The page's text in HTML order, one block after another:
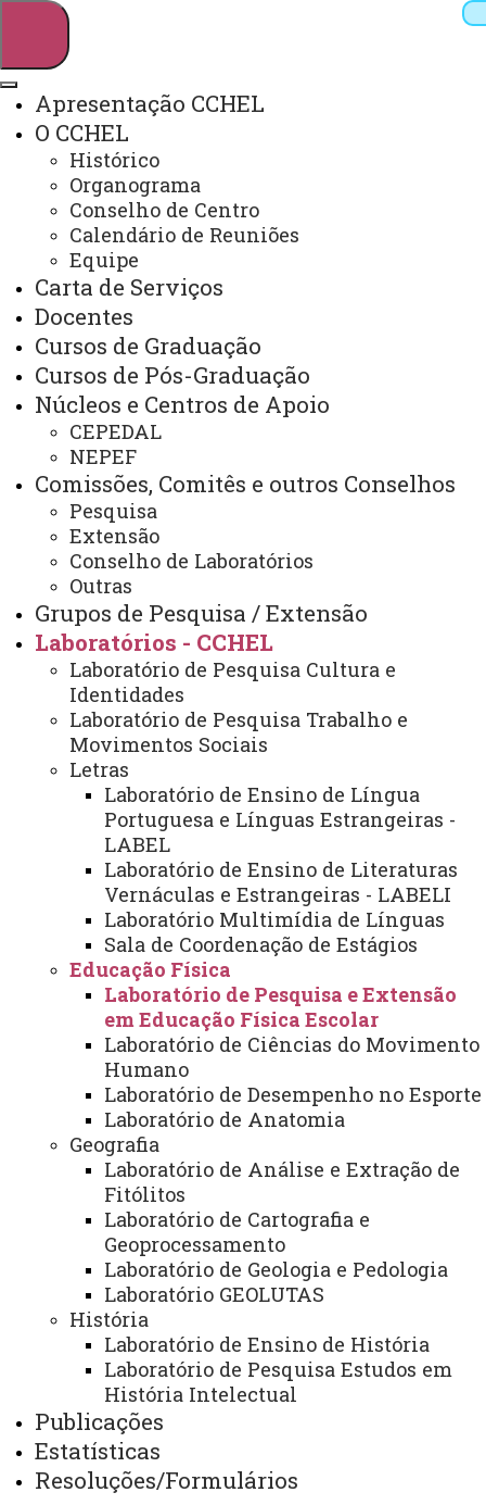
Webmail Sistemas
Telefones
Arquivo Virtual
Apresentação CCHEL
O CCHEL
Histórico
Organograma
Conselho de Centro
Calendário de Reuniões
Equipe
Carta de Serviços
Docentes
Cursos de Graduação
Cursos de Pós-Graduação
Núcleos e Centros de Apoio
CEPEDAL
NEPEF
Comissões, Comitês e outros Conselhos
Pesquisa
Extensão
Conselho de Laboratórios
Outras
Grupos de Pesquisa / Extensão
Laboratórios - CCHEL
Laboratório de Pesquisa Cultura e
Identidades
Laboratório de Pesquisa Trabalho e
Movimentos Sociais
Letras
Laboratório de Ensino de Língua
Portuguesa e Línguas Estrangeiras -
LABEL
Laboratório de Ensino de Literaturas
Vernáculas e Estrangeiras - LABELI
Laboratório Multimídia de Línguas
Sala de Coordenação de Estágios
Educação Física
Laboratório de Pesquisa e Extensão
em Educação Física Escolar
Laboratório de Ciências do Movimento
Humano
Laboratório de Desempenho no Esporte
Laboratório de Anatomia
Geografia
Laboratório de Análise e Extração de
Fitólitos
Laboratório de Cartografia e
Geoprocessamento
Laboratório de Geologia e Pedologia
Laboratório GEOLUTAS
História
Laboratório de Ensino de História
Laboratório de Pesquisa Estudos em
História Intelectual
Publicações
Estatísticas
Resoluções/Formulários
Laboratório de Pesquisa e
Extensão em Educação Física
Escolar
ATUALIZAÇÃO MAIS RECENTE: 30 DE AGOSTO DE
2024
ACESSOS: 1218
Você está aqui:Unioeste
Marechal Cândido Rondon - Página Principal
Centros
CCHEL
Laboratórios - CCHEL
Educação Física
Laboratório de Pesquisa e Extensão em Educação
Física Escolar
Acesso Restrito (Editores do Portal)
Arquivo Virtual
Bibliotecas
Identidade Visual
Mapa do Site
Ouvidoria
Portal Office 365
Telefones
REITORIA
Secretaria Geral
Gabinete Reitoria